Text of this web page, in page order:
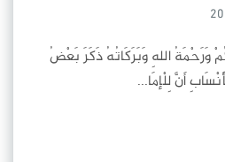
وَرَحْمَةُ اللهِ وَبَرَكَاتُهُ ذَكَرَ بَعْضُ
أَنَّ لِلْإمَا...